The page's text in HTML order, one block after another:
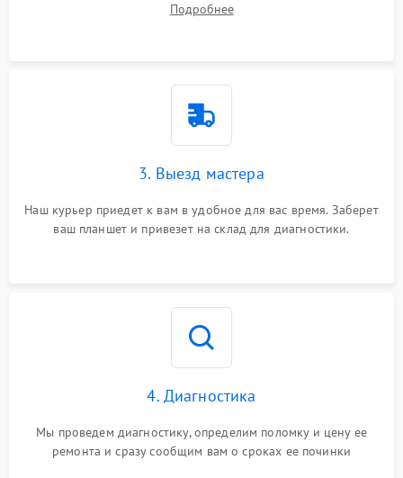
Подробнее
3. Выезд мастера
Наш курьер приедет к вам в удобное для вас время. Заберет
ваш планшет и привезет на склад для диагностики.
4. Диагностика
Мы проведем диагностику, определим поломку и цену ее
ремонта и сразу сообщим вам о сроках ее починки